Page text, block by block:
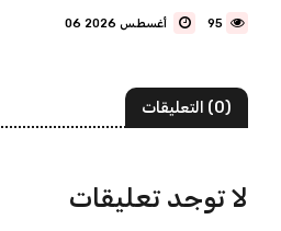
95
(0) التعليقات
لا توجد تعليقات